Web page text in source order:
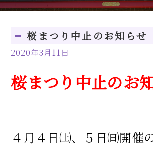
桜まつり中止のお知らせ
2020年3月11日
桜まつり中止のお
４月４日㈯、５日㈰開催